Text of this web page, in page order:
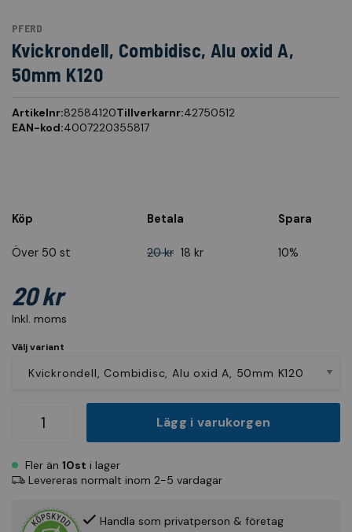
PFERD
Kvickrondell, Combidisc, Alu oxid A,
50mm K120
Artikelnr:82584120Tillverkarnr:42750512
EAN-kod:4007220355817
Köp Betala Spara
Över 50 st 20 kr 18 kr 10%
Inkl. moms
20 kr
Välj variant
Lägg i varukorgen
Fler än 10st i lager
Levereras normalt inom 2-5 vardagar
Handla som privatperson & företag